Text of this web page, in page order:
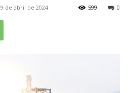
9 de abril de 2024 0
599